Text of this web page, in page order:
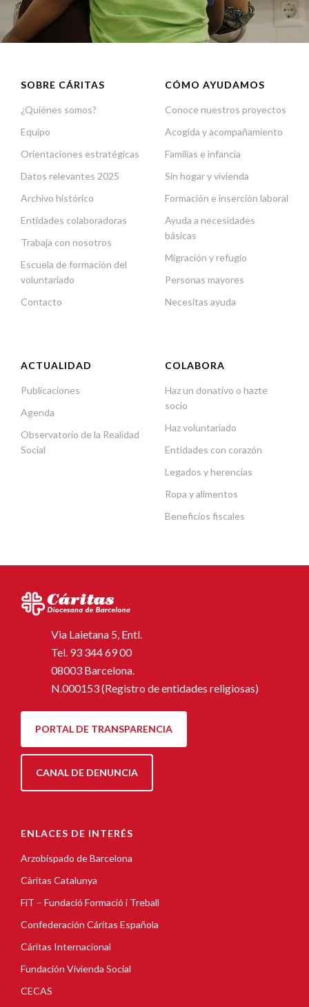
SOBRE CÁRITAS
¿Quiénes somos?
Equipo
Orientaciones estratégicas
Datos relevantes 2025
Archivo histórico
Entidades colaboradoras
Trabaja con nosotros
Escuela de formación del
voluntariado
Contacto
CÓMO AYUDAMOS
Conoce nuestros proyectos
Acogida y acompañamiento
Familias e infancia
Sin hogar y vivienda
Formación e inserción laboral
Ayuda a necesidades
básicas
Migración y refugio
Personas mayores
Necesitas ayuda
ACTUALIDAD
Publicaciones
Agenda
Observatorio de la Realidad
Social
COLABORA
Haz un donativo o hazte
socio
Haz voluntariado
Entidades con corazón
Legados y herencias
Ropa y alimentos
Beneficios fiscales
Via Laietana 5, Entl.
Tel. 93 344 69 00
08003 Barcelona.
N.000153 (Registro de entidades religiosas)
PORTAL DE TRANSPARENCIA
CANAL DE DENUNCIA
ENLACES DE INTERÉS
Arzobispado de Barcelona
Càritas Catalunya
FiT – Fundació Formació i Treball
Confederación Cáritas Española
Cáritas Internacional
Fundación Vivienda Social
CECAS